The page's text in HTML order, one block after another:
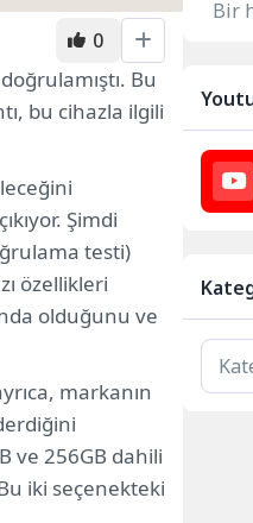
0
Bu
bu cihazla ilgili
Şimdi
testi)
özellikleri
olduğunu ve
markanın
ve 256GB dahili
iki seçenekteki
Bir